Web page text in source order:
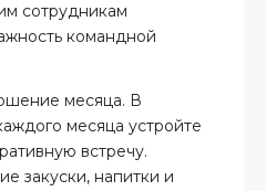
сотрудникам
командной
месяца. В
месяца устройте
встречу.
закуски, напитки и